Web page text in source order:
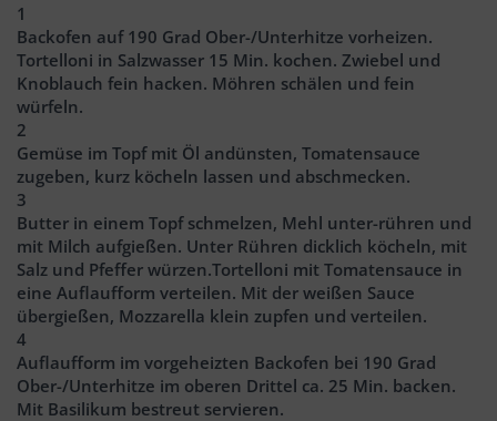
1
Backofen auf 190 Grad Ober-/Unterhitze vorheizen.
Tortelloni in Salzwasser 15 Min. kochen. Zwiebel und
Knoblauch fein hacken. Möhren schälen und fein
würfeln.
2
Gemüse im Topf mit Öl andünsten, Tomatensauce
zugeben, kurz köcheln lassen und abschmecken.
3
Butter in einem Topf schmelzen, Mehl unter-rühren und
mit Milch aufgießen. Unter Rühren dicklich köcheln, mit
Salz und Pfeffer würzen.Tortelloni mit Tomatensauce in
eine Auflaufform verteilen. Mit der weißen Sauce
übergießen, Mozzarella klein zupfen und verteilen.
4
Auflaufform im vorgeheizten Backofen bei 190 Grad
Ober-/Unterhitze im oberen Drittel ca. 25 Min. backen.
Mit Basilikum bestreut servieren.